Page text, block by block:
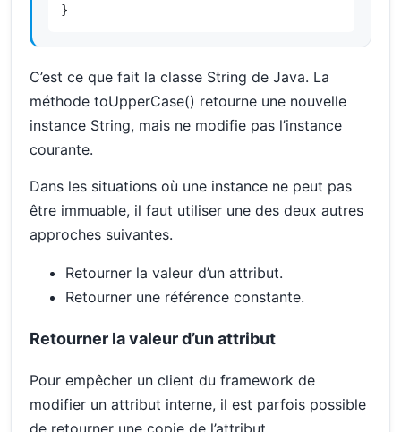
}
C’est ce que fait la classe String de Java. La
méthode toUpperCase() retourne une nouvelle
instance String, mais ne modifie pas l’instance
courante.
Dans les situations où une instance ne peut pas
être immuable, il faut utiliser une des deux autres
approches suivantes.
Retourner la valeur d’un attribut.
Retourner une référence constante.
Retourner la valeur d’un attribut
Pour empêcher un client du framework de
modifier un attribut interne, il est parfois possible